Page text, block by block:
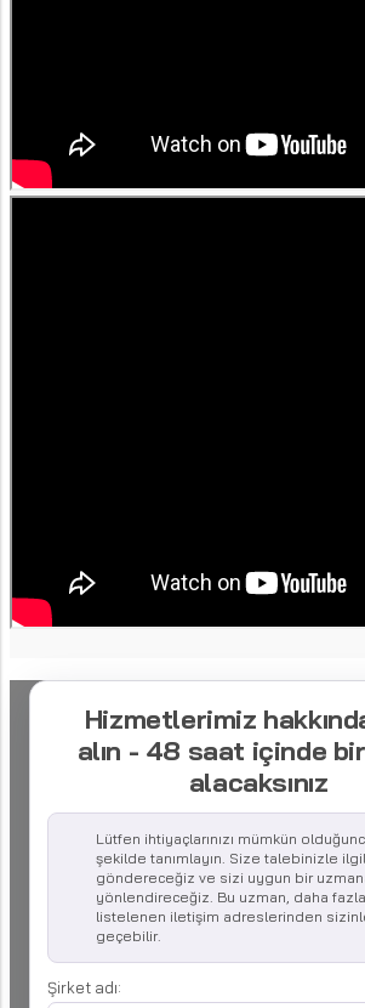
Hizmetlerimiz
alın - 48 saat içinde
alacaksınız
Lütfen ihtiyaçlarınızı mümkün
şekilde tanımlayın. Size talebinizle
göndereceğiz ve sizi uygun bir
yönlendireceğiz. Bu uzman, daha
listelenen iletişim adreslerinden
geçebilir.
Şirket adı: